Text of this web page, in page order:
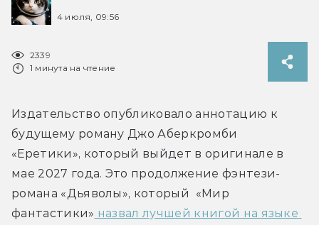
4 июля, 09:56
2339
1 минута на чтение
Издательство опубликовало аннотацию к
будущему роману Джо Аберкромби
«Еретики», который выйдет в оригинале в
мае 2027 года. Это продолжение фэнтези-
романа «Дьяволы», который  «Мир
фантастики» назвал лучшей книгой на языке